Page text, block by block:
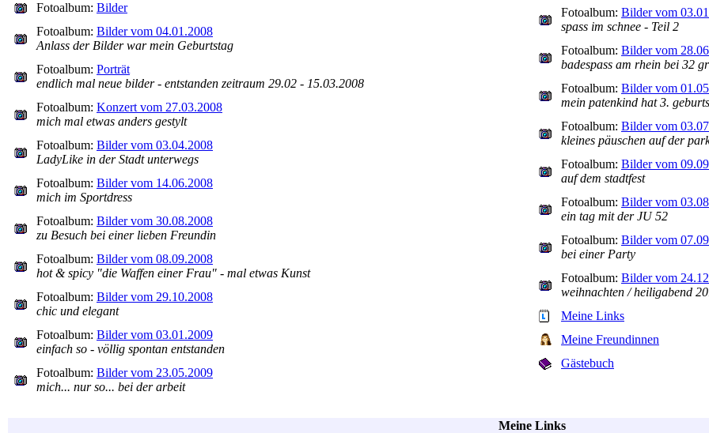
Fotoalbum: Bilder
Fotoalbum: Bilder vom 04.01.2008
Anlass der Bilder war mein Geburtstag
Fotoalbum: Porträt
endlich mal neue bilder - entstanden zeitraum 29.02 - 15.03.2008
Fotoalbum: Konzert vom 27.03.2008
mich mal etwas anders gestylt
Fotoalbum: Bilder vom 03.04.2008
LadyLike in der Stadt unterwegs
Fotoalbum: Bilder vom 14.06.2008
mich im Sportdress
Fotoalbum: Bilder vom 30.08.2008
zu Besuch bei einer lieben Freundin
Fotoalbum: Bilder vom 08.09.2008
hot & spicy "die Waffen einer Frau" - mal etwas Kunst
Fotoalbum: Bilder vom 29.10.2008
chic und elegant
Fotoalbum: Bilder vom 03.01.2009
einfach so - völlig spontan entstanden
Fotoalbum: Bilder vom 23.05.2009
mich... nur so... bei der arbeit
Fotoalbum: Bilder vom
spass im schnee - Teil 2
Fotoalbum: Bilder vom
badespass am rhein bei 32
Fotoalbum: Bilder vom
mein patenkind hat 3.
Fotoalbum: Bilder vom
kleines päuschen auf der
Fotoalbum: Bilder vom
auf dem stadtfest
Fotoalbum: Bilder vom
ein tag mit der JU 52
Fotoalbum: Bilder vom
bei einer Party
Fotoalbum: Bilder vom
weihnachten / heiligabend
Meine Links
Meine Freundinnen
Gästebuch
Meine Links